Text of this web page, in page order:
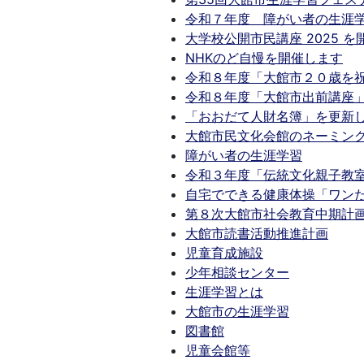
令和７年度 障がい者の生涯
大学校公開市民講座 2025 を
NHKのど自慢を開催します
令和８年度「大館市２０歳を
令和８年度「大館市出前講座
「おおだて人財名簿」を更新
大館市民文化会館のネーミン
障がい者の生涯学習
令和３年度「伝統文化親子教
自宅でできる健康体操「ワン
第８次大館市社会教育中期計
大館市読書活動推進計画
児童育成施設
少年相談センター
生涯学習とは
大館市の生涯学習
図書館
児童会館等